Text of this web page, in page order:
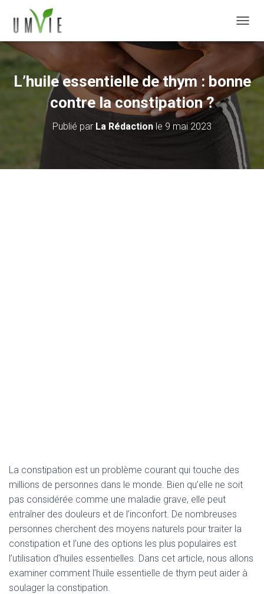
L’huile essentielle de thym : bonne
contre la constipation ?
Publié par La Rédactionle 9 mai 2023
La constipation est un problème courant qui touche des
millions de personnes dans le monde. Bien qu’elle ne soit
pas considérée comme une maladie grave, elle peut
entraîner des douleurs et de l’inconfort. De nombreuses
personnes cherchent des moyens naturels pour traiter la
constipation et l’une des options les plus populaires est
l’utilisation d’huiles essentielles. Dans cet article, nous allons
examiner comment l’huile essentielle de thym peut aider à
soulager la constipation.